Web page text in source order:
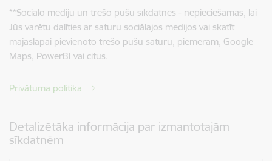
**Sociālo mediju un trešo pušu sīkdatnes - nepieciešamas, lai
Jūs varētu dalīties ar saturu sociālajos medijos vai skatīt
mājaslapai pievienoto trešo pušu saturu, piemēram, Google
Maps, PowerBI vai citus.
Privātuma politika
Detalizētāka informācija par izmantotajām
sīkdatnēm